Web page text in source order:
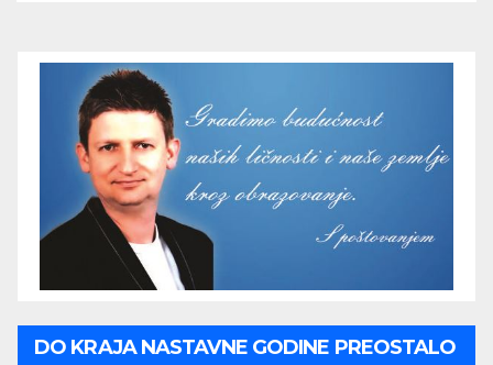
DO KRAJA NASTAVNE GODINE PREOSTALO